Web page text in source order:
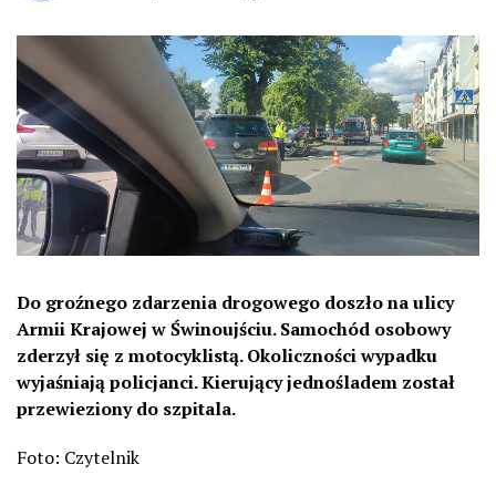
Do groźnego zdarzenia drogowego doszło na ulicy
Armii Krajowej w Świnoujściu. Samochód osobowy
zderzył się z motocyklistą. Okoliczności wypadku
wyjaśniają policjanci. Kierujący jednośladem został
przewieziony do szpitala.
Foto: Czytelnik